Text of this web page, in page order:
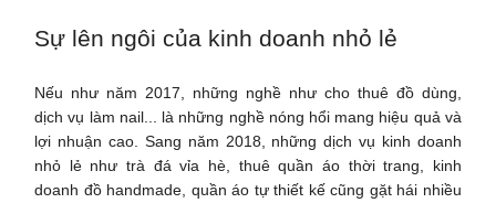
Sự lên ngôi của kinh doanh nhỏ lẻ
Nếu như năm 2017, những nghề như cho thuê đồ dùng,
dịch vụ làm nail... là những nghề nóng hổi mang hiệu quả và
lợi nhuận cao. Sang năm 2018, những dịch vụ kinh doanh
nhỏ lẻ như trà đá vỉa hè, thuê quần áo thời trang, kinh
doanh đồ handmade, quần áo tự thiết kế cũng gặt hái nhiều